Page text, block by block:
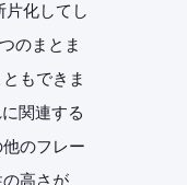
片化してし
のまとま
もできま
関連する
のフレー
高さが